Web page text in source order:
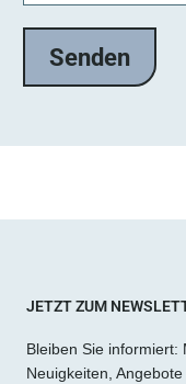
JETZT ZUM
Bleiben Sie informiert:
Neuigkeiten,